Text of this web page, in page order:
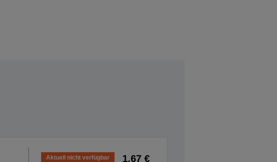
Aktuell nicht verfügbar 1,67 €